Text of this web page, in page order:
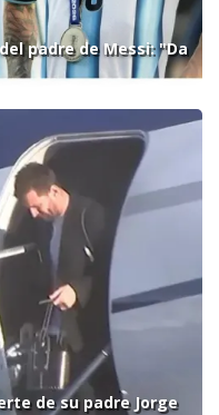
padre de Messi: "Da
de su padre Jorge